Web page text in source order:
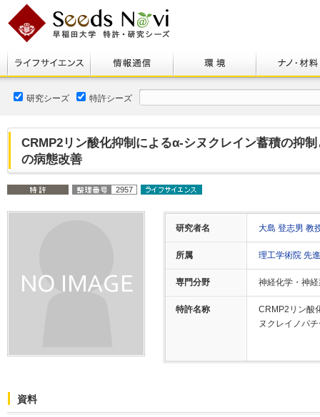
研究シーズ 特許シーズ
CRMP2リン酸化抑制によるα-シヌクレイン蓄積の抑
の病態改善
2957
研究者名 大島 登志男 教
所属 理工学術院 先
専門分野 神経化学・神
特許名称
CRMP2リン酸
ヌクレイノパ
資料